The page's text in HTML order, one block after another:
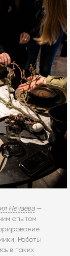
Нечаева—
опытом
Работы
в таких